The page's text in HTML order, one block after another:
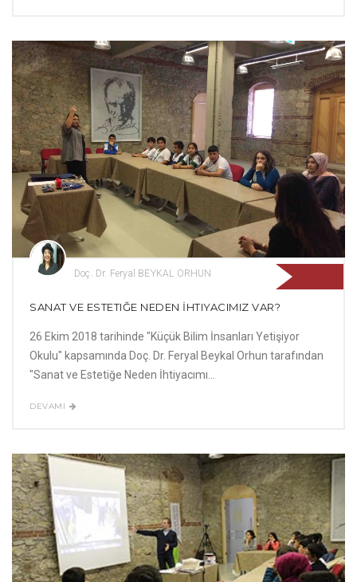
Doç. Dr. Feryal BEYKAL ORHUN
SANAT VE ESTETIĞE NEDEN İHTIYACIMIZ VAR?
26 Ekim 2018 tarihinde "Küçük Bilim İnsanları Yetişiyor
Okulu" kapsamında Doç. Dr. Feryal Beykal Orhun tarafından
"Sanat ve Estetiğe Neden İhtiyacımı...
DEVAMI